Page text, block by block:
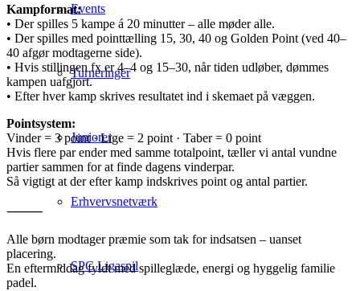
Events
Turneringer
Juniorer
Erhvervsnetværk
SPC Ligaspil
Kampformat:
• Der spilles 5 kampe á 20 minutter – alle møder alle.
• Der spilles med pointtælling 15, 30, 40 og Golden Point (ved 40–
40 afgør modtagerne side).
• Hvis stillingen fx er 4–4 og 15–30, når tiden udløber, dømmes
kampen uafgjort.
• Efter hver kamp skrives resultatet ind i skemaet på væggen.
Pointsystem:
Vinder = 3 point · Lige = 2 point · Taber = 0 point
Hvis flere par ender med samme totalpoint, tæller vi antal vundne
partier sammen for at finde dagens vinderpar.
Så vigtigt at der efter kamp indskrives point og antal partier.
⸻
Alle børn modtager præmie som tak for indsatsen – uanset
placering.
En eftermiddag fyldt med spilleglæde, energi og hyggelig familie
padel.